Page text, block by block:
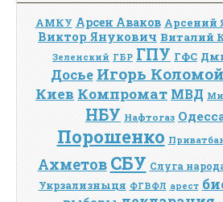
АМКУ Арсен Аваков Арсений
Виктор Янукович Виталий
Зеленский ГБР ГПУ ГФС
Досье Игорь
Киев Компромат МВД
НБУ Нафтогаз
Порошенко
Ахметов СБУ Слуга
Укрзализныця ФГВФЛ арест